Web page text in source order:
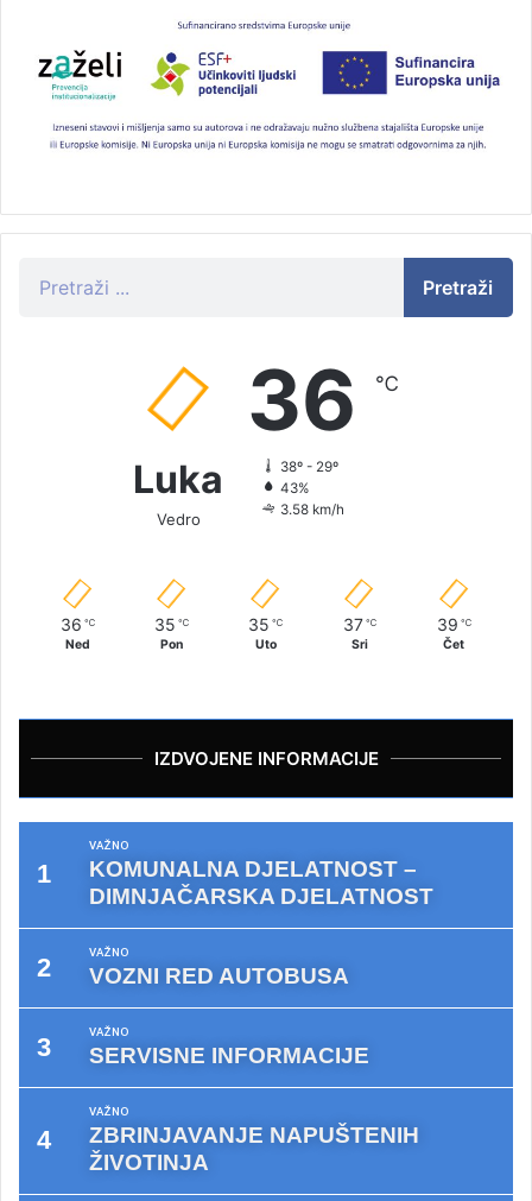
Pretraži
Luka
Vedro
36 ℃
38º - 29º
43%
3.58 km/h
36 ℃
Ned
35 ℃
Pon
35 ℃
Uto
37 ℃
Sri
39 ℃
Čet
IZDVOJENE INFORMACIJE
VAŽNO
KOMUNALNA DJELATNOST –
DIMNJAČARSKA DJELATNOST
VAŽNO
VOZNI RED AUTOBUSA
VAŽNO
SERVISNE INFORMACIJE
VAŽNO
ZBRINJAVANJE NAPUŠTENIH
ŽIVOTINJA